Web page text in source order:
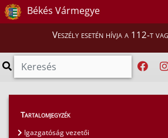
Békés Vármegye
Veszély esetén hívja a 112-t
Magunkról
Igazgatóság vezetői
Tartalomjegyzék
Igazgatóság vezetői